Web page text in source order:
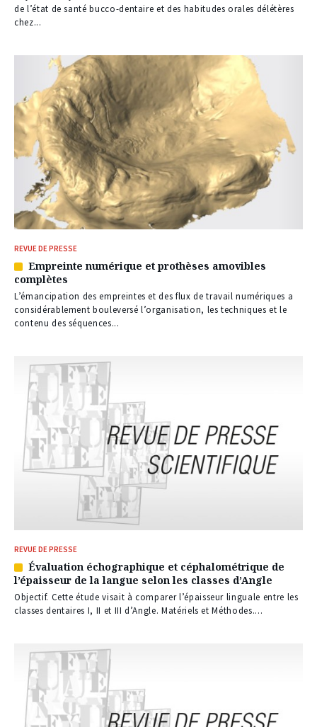
abonnés
de l’état de santé bucco-dentaire et des habitudes orales délétères
chez...
REVUE DE PRESSE
Article
réservé
à
nos
abonnés
Empreinte numérique et prothèses amovibles
complètes
L’émancipation des empreintes et des flux de travail numériques a
considérablement bouleversé l’organisation, les techniques et le
contenu des séquences...
REVUE DE PRESSE
Article
réservé
à
nos
Évaluation échographique et céphalométrique de
l’épaisseur de la langue selon les classes d’Angle
Objectif. Cette étude visait à comparer l’épaisseur linguale entre les
classes dentaires I, II et III d’Angle. Matériels et Méthodes....